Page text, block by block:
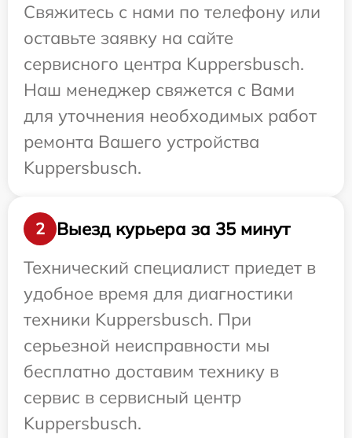
Свяжитесь с нами по телефону или
оставьте заявку на сайте
сервисного центра Kuppersbusch.
Наш менеджер свяжется с Вами
для уточнения необходимых работ
ремонта Вашего устройства
Kuppersbusch.
2
Выезд курьера за 35 минут
Технический специалист приедет в
удобное время для диагностики
техники Kuppersbusch. При
серьезной неисправности мы
бесплатно доставим технику в
сервис в сервисный центр
Kuppersbusch.